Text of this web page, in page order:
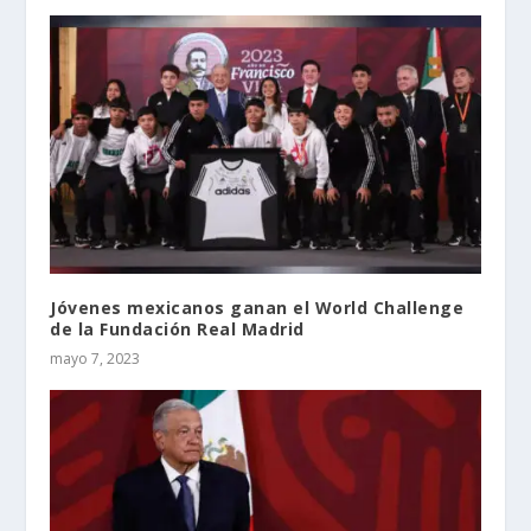
Jóvenes mexicanos ganan el World Challenge
de la Fundación Real Madrid
mayo 7, 2023